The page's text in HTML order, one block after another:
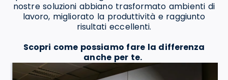
nostre soluzioni abbiano trasformato ambienti di
lavoro, migliorato la produttività e raggiunto
risultati eccellenti.
Scopri come possiamo fare la differenza
anche per te.